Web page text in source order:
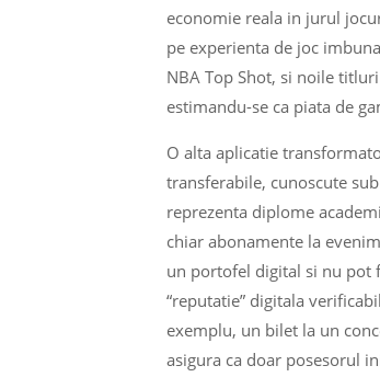
economie reala in jurul
pe experienta de joc
NBA Top Shot, si noile
estimandu-se ca piata de
O alta aplicatie
transferabile, cunoscute
reprezenta diplome
chiar abonamente la
un portofel digital si nu pot
“reputatie” digitala
exemplu, un bilet la un
asigura ca doar posesorul